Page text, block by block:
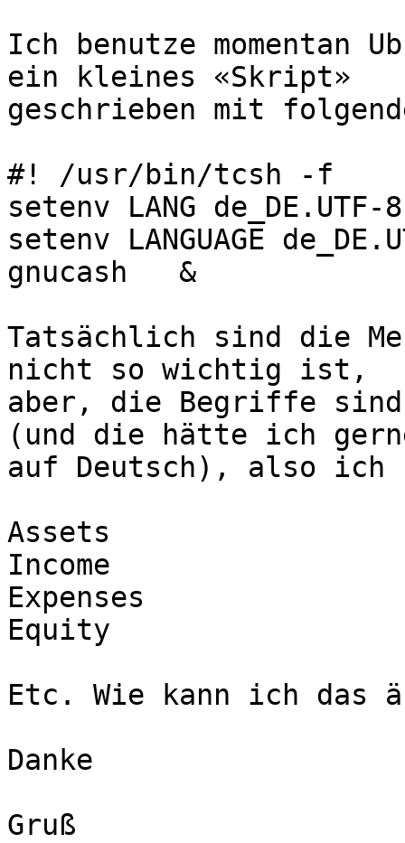
Ich benutze momentan
ein kleines «Skript»
geschrieben mit
#! /usr/bin/tcsh -f
setenv LANG
setenv LANGUAGE
gnucash   &
Tatsächlich sind die
nicht so wichtig ist,
aber, die Begriffe sind
(und die hätte ich
auf Deutsch), also ich
Assets
Income
Expenses
Equity
Etc. Wie kann ich das
Danke
Gruß